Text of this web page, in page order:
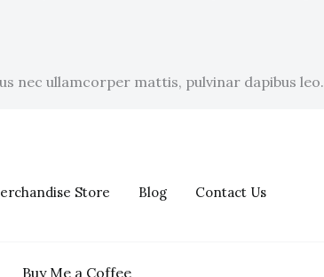
nec ullamcorper mattis, pulvinar dapibus leo.
Store Blog Contact Us
Buy Me a Coffee